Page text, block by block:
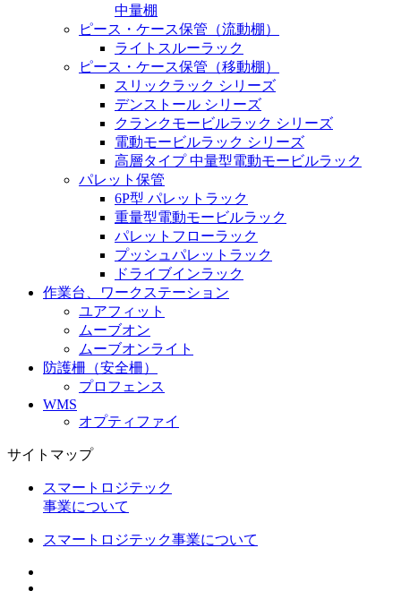
中量棚
ピース・ケース保管（流動棚）
ライトスルーラック
ピース・ケース保管（移動棚）
スリックラック シリーズ
デンストール シリーズ
クランクモービルラック シリーズ
電動モービルラック シリーズ
高層タイプ 中量型電動モービルラック
パレット保管
6P型 パレットラック
重量型電動モービルラック
パレットフローラック
プッシュパレットラック
ドライブインラック
作業台、ワークステーション
ユアフィット
ムーブオン
ムーブオンライト
防護柵（安全柵）
プロフェンス
WMS
オプティファイ
サイトマップ
スマートロジテック
事業について
スマートロジテック事業について